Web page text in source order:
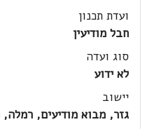
ועדת תכנון
חבל מודיעין
סוג ועדה
לא ידוע
יישוב
גזר, מבוא מודיעים,